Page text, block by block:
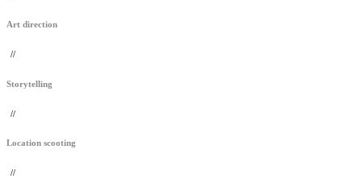
Art direction
//
Storytelling
//
Location scooting
//